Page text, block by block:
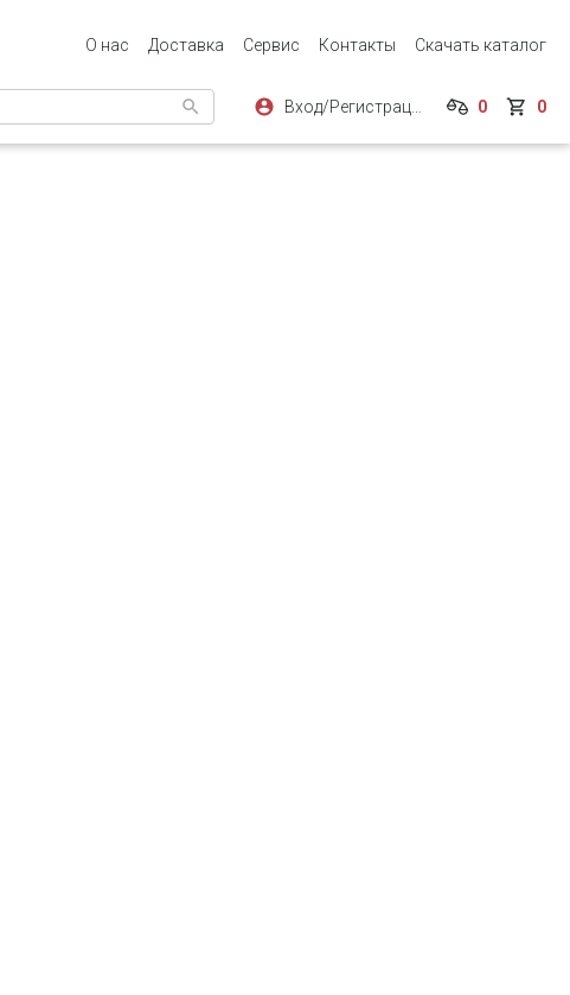
О нас Доставка Сервис Контакты Скачать каталог
0 0